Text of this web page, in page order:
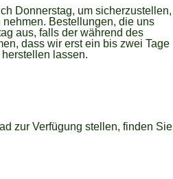
Donnerstag, um sicherzustellen,
Bestellungen, die uns
aus, falls der während des
dass wir erst ein bis zwei Tage
lassen.
zur Verfügung stellen, finden Sie